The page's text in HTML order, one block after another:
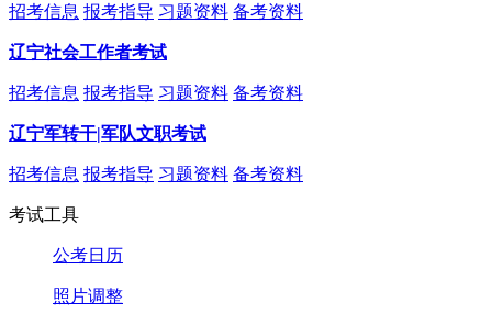
招考信息 报考指导 习题资料 备考资料
辽宁社会工作者考试
招考信息 报考指导 习题资料 备考资料
辽宁军转干|军队文职考试
招考信息 报考指导 习题资料 备考资料
考试工具
公考日历
照片调整